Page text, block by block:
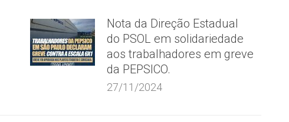
Nota da Direção Estadual
do PSOL em solidariedade
aos trabalhadores em greve
da PEPSICO.
27/11/2024